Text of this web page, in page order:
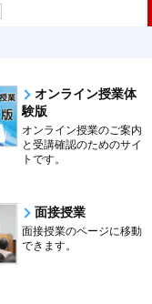
オンライン授業体
験版
オンライン授業のご案内
と受講確認のためのサイ
トです。
面接授業
面接授業のページに移動
できます。